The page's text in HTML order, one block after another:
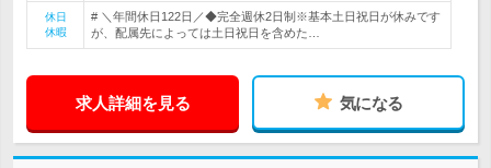
休日
休暇
# ＼年間休日122日／◆完全週休2日制※基本土日祝日が休みです
が、配属先によっては土日祝日を含めた…
求人詳細を見る 気になる